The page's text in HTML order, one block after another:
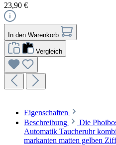
23,90 €
In den Warenkorb
Vergleich
Eigenschaften
Beschreibung
Die
Automatik Taucheruhr
markanten matten gelben